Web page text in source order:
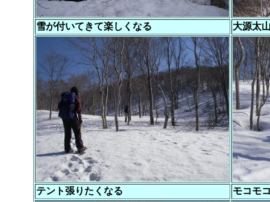
雪が付いてきて楽しくなる 大源太
テント張りたくなる モコモ